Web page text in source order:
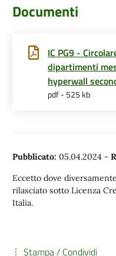
Documenti
IC PG9 -
dipartimenti
hyperwall
pdf - 525 kb
Pubblicato: 05.04.2024 -
Eccetto dove
rilasciato sotto Licenza
Italia.
Stampa / Condividi